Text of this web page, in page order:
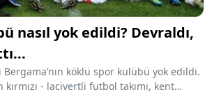
nasıl yok edildi? Devraldı,
köklü spor kulübü yok edildi.
kırmızı - lacivertli futbol takımı, kent